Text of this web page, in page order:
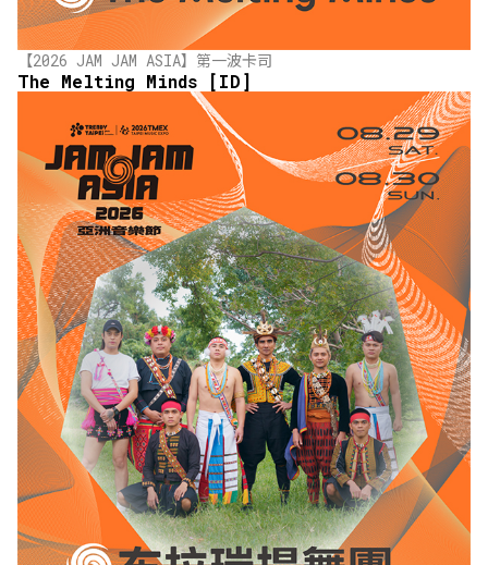
【2026 JAM JAM ASIA】第一波卡司
The Melting Minds [ID]